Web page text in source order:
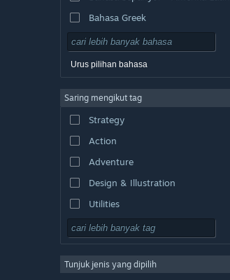
Bahasa Greek
Urus pilihan bahasa
Saring mengikut tag
Strategy
Action
Adventure
Design & Illustration
Utilities
Free to Play
Massively Multiplayer
Tunjuk jenis yang dipilih